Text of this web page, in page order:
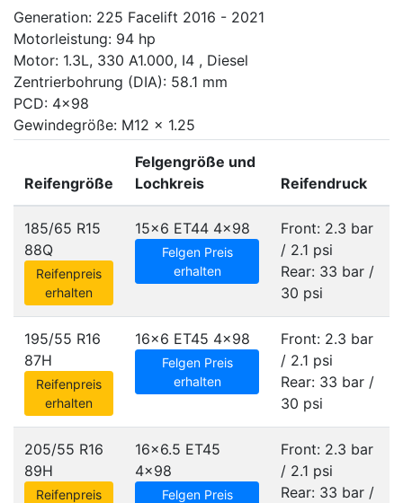
Generation: 225 Facelift 2016 - 2021
Motorleistung: 94 hp
Motor: 1.3L, 330 A1.000, I4 , Diesel
Zentrierbohrung (DIA): 58.1 mm
PCD: 4x98
Gewindegröße: M12 x 1.25
Reifengröße
Felgengröße und
Lochkreis
Reifendruck
185/65 R15
88Q
Reifenpreis
erhalten
15x6 ET44 4x98
Felgen Preis
erhalten
Front: 2.3 bar
/ 2.1 psi
Rear: 33 bar /
30 psi
195/55 R16
87H
Reifenpreis
erhalten
16x6 ET45 4x98
Felgen Preis
erhalten
Front: 2.3 bar
/ 2.1 psi
Rear: 33 bar /
30 psi
205/55 R16
89H
Reifenpreis
16x6.5 ET45
4x98
Felgen Preis
Front: 2.3 bar
/ 2.1 psi
Rear: 33 bar /